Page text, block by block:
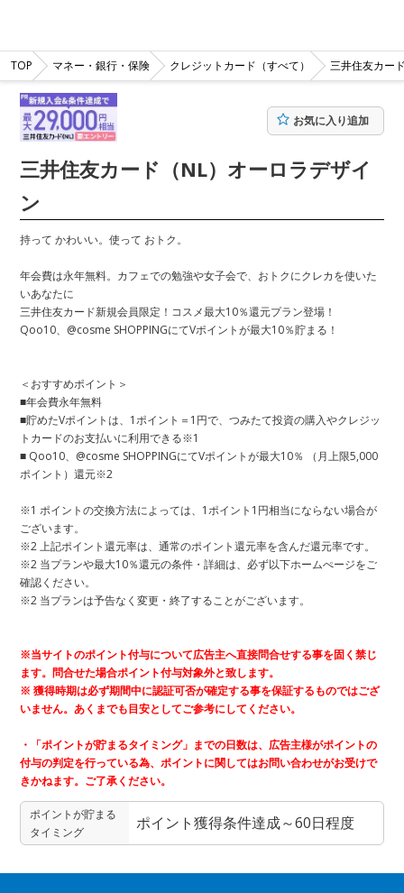
TOP マネー・銀行・保険 クレジットカード（すべて） 三井住友カー
お気に入り追加
三井住友カード（NL）オーロラデザイ
ン
持って かわいい。使って おトク。
年会費は永年無料。カフェでの勉強や女子会で、おトクにクレカを使いた
いあなたに
三井住友カード新規会員限定！コスメ最大10％還元プラン登場！
Qoo10、@cosme SHOPPINGにてVポイントが最大10％貯まる！
＜おすすめポイント＞
■年会費永年無料
■貯めたVポイントは、1ポイント＝1円で、つみたて投資の購入やクレジッ
トカードのお支払いに利用できる※1
■ Qoo10、@cosme SHOPPINGにてVポイントが最大10％ （月上限5,000
ポイント）還元※2
※1 ポイントの交換方法によっては、1ポイント1円相当にならない場合が
ございます。
※2 上記ポイント還元率は、通常のポイント還元率を含んだ還元率です。
※2 当プランや最大10％還元の条件・詳細は、必ず以下ホームぺージをご
確認ください。
※2 当プランは予告なく変更・終了することがございます。
※当サイトのポイント付与について広告主へ直接問合せする事を固く禁じ
ます。問合せた場合ポイント付与対象外と致します。
※ 獲得時期は必ず期間中に認証可否が確定する事を保証するものではござ
いません。あくまでも目安としてご参考にしてください。
・「ポイントが貯まるタイミング」までの日数は、広告主様がポイントの
付与の判定を行っている為、ポイントに関してはお問い合わせがお受けで
きかねます。ご了承ください。
ポイントが貯まる
タイミング
ポイント獲得条件達成～60日程度